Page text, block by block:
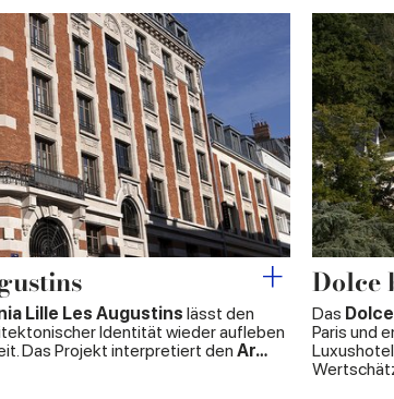
Lille Les Augustins lässt den
Identität wieder aufleben
Das Projekt interpretiert den Ar…
Dolce
Das
Paris und